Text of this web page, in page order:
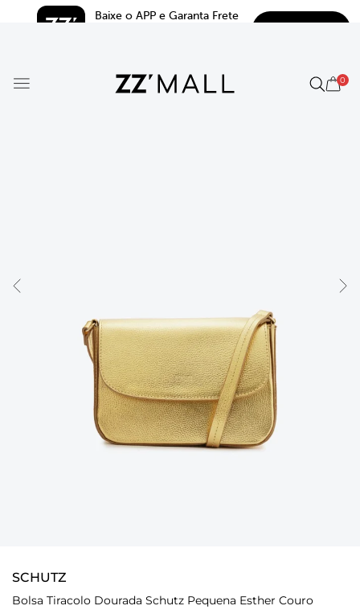
Baixe o APP e Garanta Frete
0
SCHUTZ
Bolsa Tiracolo Dourada Schutz Pequena Esther Couro